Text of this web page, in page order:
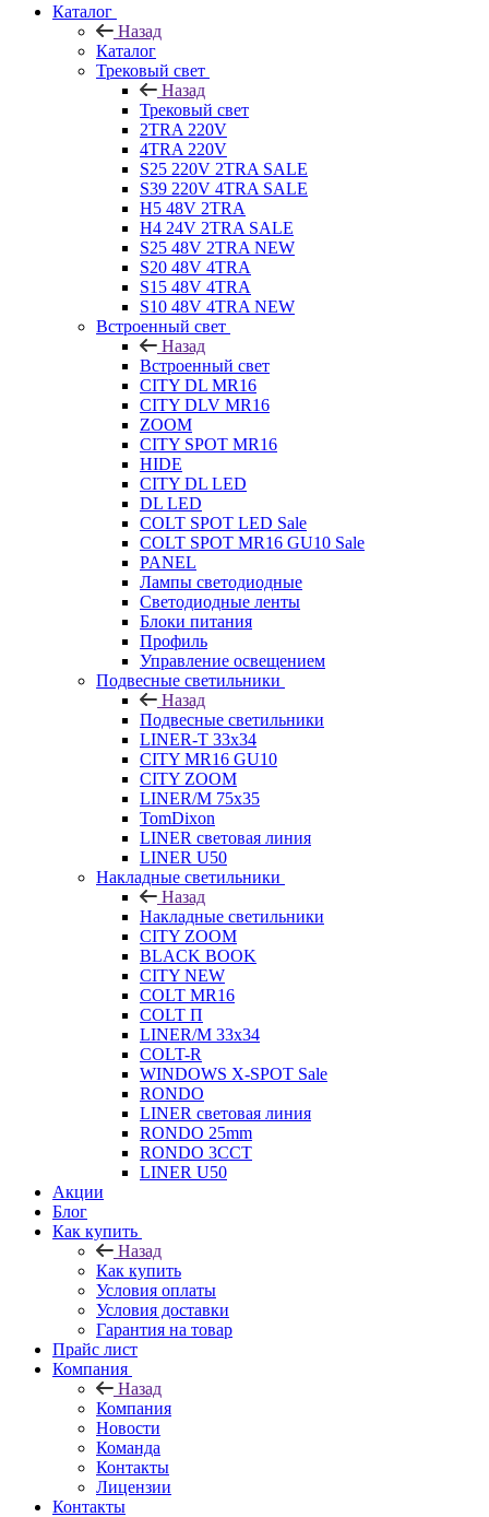
Каталог
Назад
Каталог
Трековый свет
Назад
Трековый свет
2TRA 220V
4TRA 220V
S25 220V 2TRA SALE
S39 220V 4TRA SALE
H5 48V 2TRA
H4 24V 2TRA SALE
S25 48V 2TRA NEW
S20 48V 4TRA
S15 48V 4TRA
S10 48V 4TRA NEW
Встроенный свет
Назад
Встроенный свет
CITY DL MR16
CITY DLV MR16
ZOOM
CITY SPOT MR16
HIDE
CITY DL LED
DL LED
COLT SPOT LED Sale
COLT SPOT MR16 GU10 Sale
PANEL
Лампы светодиодные
Светодиодные ленты
Блоки питания
Профиль
Управление освещением
Подвесные светильники
Назад
Подвесные светильники
LINER-T 33x34
CITY MR16 GU10
CITY ZOOM
LINER/M 75х35
TomDixon
LINER световая линия
LINER U50
Накладные светильники
Назад
Накладные светильники
CITY ZOOM
BLACK BOOK
CITY NEW
COLT MR16
COLT П
LINER/М 33х34
COLT-R
WINDOWS X-SPOT Sale
RONDO
LINER световая линия
RONDO 25mm
RONDO 3CCT
LINER U50
Акции
Блог
Как купить
Назад
Как купить
Условия оплаты
Условия доставки
Гарантия на товар
Прайс лист
Компания
Назад
Компания
Новости
Команда
Контакты
Лицензии
Контакты